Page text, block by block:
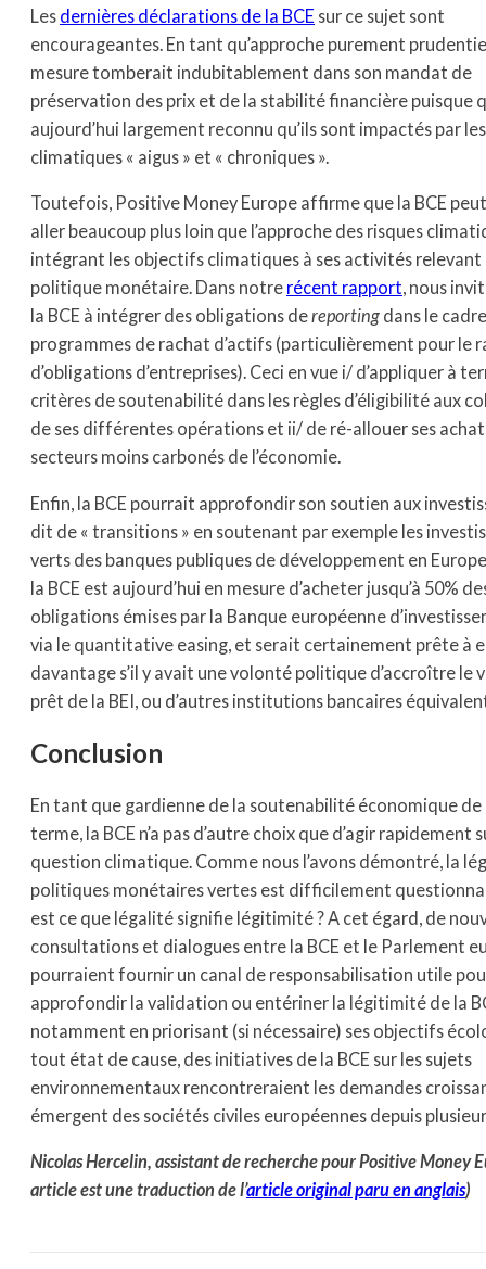
Les dernières déclarations de la BCE sur ce sujet sont
encourageantes. En tant qu’approche purement
mesure tomberait indubitablement dans son mandat de
préservation des prix et de la stabilité financière puisque
aujourd’hui largement reconnu qu’ils sont impactés par
climatiques « aigus » et « chroniques ».
Toutefois, Positive Money Europe affirme que la BCE
aller beaucoup plus loin que l’approche des risques
intégrant les objectifs climatiques à ses activités relevant
politique monétaire. Dans notre récent rapport, nous
la BCE à intégrer des obligations dereporting dans le
programmes de rachat d’actifs (particulièrement pour le
d’obligations d’entreprises). Ceci en vue i/ d’appliquer à
critères de soutenabilité dans les règles d’éligibilité aux
de ses différentes opérations et ii/ de ré-allouer ses
secteurs moins carbonés de l’économie.
Enfin, la BCE pourrait approfondir son soutien aux
dit de « transitions » en soutenant par exemple les
verts des banques publiques de développement en
la BCE est aujourd’hui en mesure d’acheter jusqu’à 50%
obligations émises par la Banque européenne
via le quantitative easing, et serait certainement prête à
davantage s’il y avait une volonté politique d’accroître le
prêt de la BEI, ou d’autres institutions bancaires
Conclusion
En tant que gardienne de la soutenabilité économique de
terme, la BCE n’a pas d’autre choix que d’agir rapidement
question climatique. Comme nous l’avons démontré, la
politiques monétaires vertes est difficilement
est ce que légalité signifie légitimité ? A cet égard, de
consultations et dialogues entre la BCE et le Parlement
pourraient fournir un canal de responsabilisation utile
approfondir la validation ou entériner la légitimité de la
notamment en priorisant (si nécessaire) ses objectifs
tout état de cause, des initiatives de la BCE sur les sujets
environnementaux rencontreraient les demandes
émergent des sociétés civiles européennes depuis
Nicolas Hercelin, assistant de recherche pour Positive Money
article est une traduction de l’article original paru en anglais)